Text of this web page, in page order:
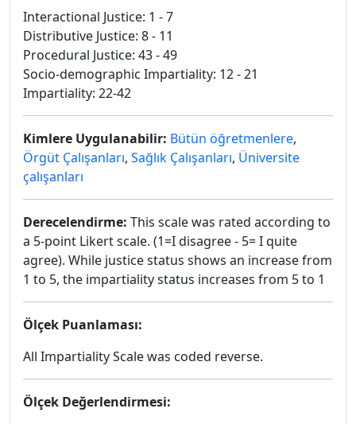
Interactional Justice: 1 - 7
Distributive Justice: 8 - 11
Procedural Justice: 43 - 49
Socio-demographic Impartiality: 12 - 21
Impartiality: 22-42
Kimlere Uygulanabilir: Bütün öğretmenlere,
Örgüt Çalışanları, Sağlık Çalışanları, Üniversite
çalışanları
Derecelendirme: This scale was rated according to
a 5-point Likert scale. (1=I disagree - 5= I quite
agree). While justice status shows an increase from
1 to 5, the impartiality status increases from 5 to 1
Ölçek Puanlaması:
All Impartiality Scale was coded reverse.
Ölçek Değerlendirmesi: